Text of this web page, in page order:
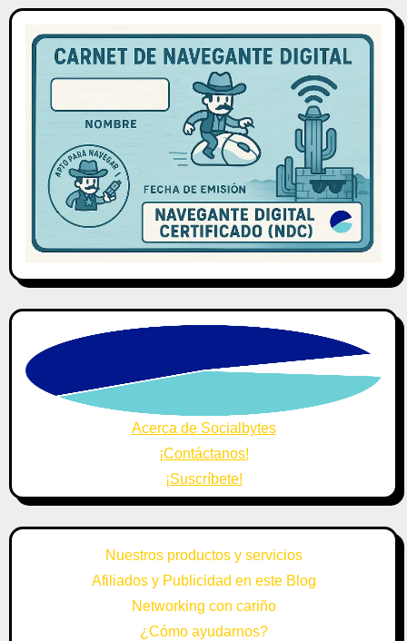
Acerca de Socialbytes
¡Contáctanos!
¡Suscríbete!
Nuestros productos y servicios
Afiliados y Publicidad en este Blog
Networking con cariño
¿Cómo ayudarnos?